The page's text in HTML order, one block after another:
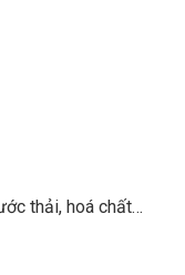
thải, hoá chất…